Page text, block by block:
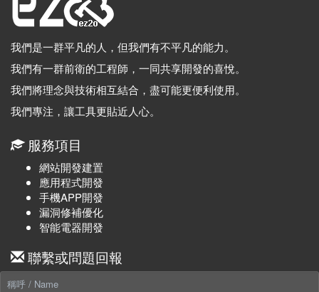
我們是一群平凡的人，但我們有不平凡的能力。
我們有一群前衛的工程師，一同共享開發的喜悅。
我們將理念與技術相互結合，盡可能更便利使用。
我們專注，讓工具更貼近人心。
服務項目
網站開發建置
應用程式開發
手機APP開發
漏洞修補優化
智能電器開發
聯繫或問題回報